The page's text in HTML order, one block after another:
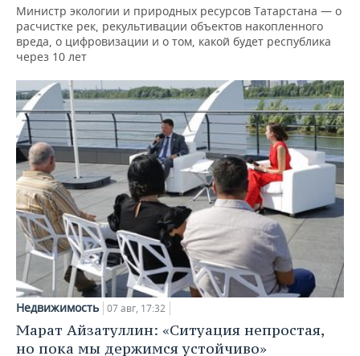
Министр экологии и природных ресурсов Татарстана — о
расчистке рек, рекультивации объектов накопленного
вреда, о цифровизации и о том, какой будет республика
через 10 лет
Недвижимость 07 авг, 17:32
Марат Айзатуллин: «Ситуация непростая,
но пока мы держимся устойчиво»